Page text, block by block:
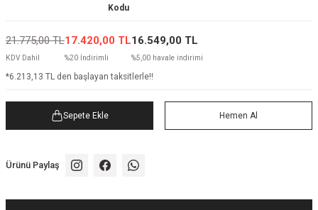
Kodu
21.775,00 TL
KDV Dahil
17.420,00 TL
%20 İndirimli
16.549,00 TL
%5,00 havale indirimi
*6.213,13 TL den başlayan taksitlerle!!
Sepete Ekle Hemen Al
Ürünü Paylaş